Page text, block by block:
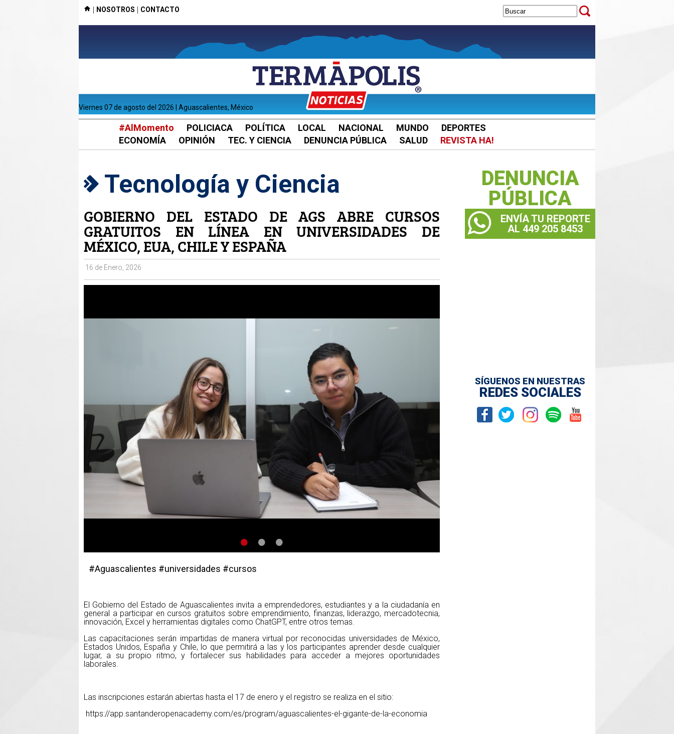
| NOSOTROS | CONTACTO
viernes 07 de agosto del 2026 | Aguascalientes, México
#AlMomento POLICIACA POLÍTICA LOCAL NACIONAL MUNDO
DEPORTES
ECONOMÍA
OPINIÓN TEC. Y CIENCIA DENUNCIA PÚBLICA SALUD REVISTA HA!
Tecnología y Ciencia
GOBIERNO DEL ESTADO DE AGS ABRE CURSOS
GRATUITOS EN LÍNEA EN UNIVERSIDADES DE
MÉXICO, EUA, CHILE Y ESPAÑA
16 de Enero, 2026
• • •
#Aguascalientes #universidades #cursos
El Gobierno del Estado de Aguascalientes invita a emprendedores, estudiantes y a la ciudadanía en
general a participar en cursos gratuitos sobre emprendimiento, finanzas, liderazgo, mercadotecnia,
innovación, Excel y herramientas digitales como ChatGPT, entre otros temas.
Las capacitaciones serán impartidas de manera virtual por reconocidas universidades de México,
Estados Unidos, España y Chile, lo que permitirá a las y los participantes aprender desde cualquier
lugar, a su propio ritmo, y fortalecer sus habilidades para acceder a mejores oportunidades
laborales.
Las inscripciones estarán abiertas hasta el 17 de enero y el registro se realiza en el sitio:
https://app.santanderopenacademy.com/es/program/aguascalientes-el-gigante-de-la-economia
DENUNCIA
PÚBLICA
ENVÍA TU REPORTE
AL 449 205 8453
SÍGUENOS EN NUESTRAS
REDES SOCIALES